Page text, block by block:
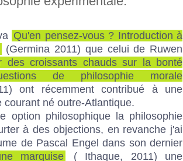
Qu'en pensez-vous ? Introduction à
(Germina 2011) que celui de Ruwen
des croissants chauds sur la bonté
de philosophie morale
ont récemment contribué à une
courant né outre-Atlantique.
option philosophique la philosophie
à des objections, en revanche j'ai
de Pascal Engel dans son dernier
marquise
( Ithaque, 2011) une